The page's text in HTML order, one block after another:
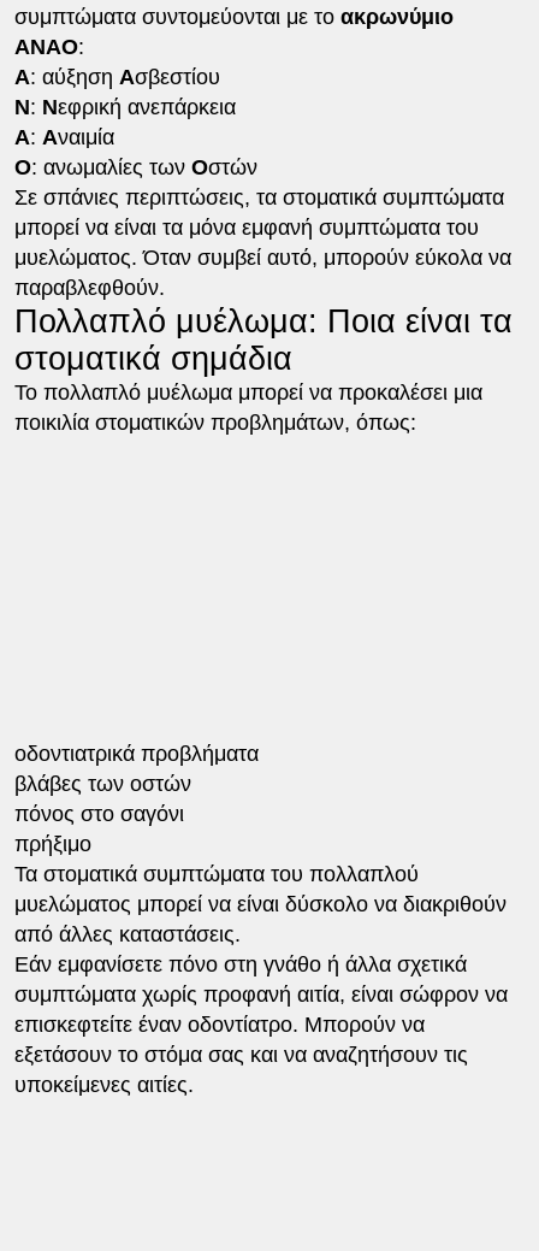
συμπτώματα συντομεύονται με το ακρωνύμιο
ΑΝΑΟ:
Α: αύξηση Ασβεστίου
Ν: Νεφρική ανεπάρκεια
Α: Αναιμία
Ο: ανωμαλίες των Οστών
Σε σπάνιες περιπτώσεις, τα στοματικά συμπτώματα
μπορεί να είναι τα μόνα εμφανή συμπτώματα του
μυελώματος. Όταν συμβεί αυτό, μπορούν εύκολα να
παραβλεφθούν.
Πολλαπλό μυέλωμα: Ποια είναι τα
στοματικά σημάδια
Το πολλαπλό μυέλωμα μπορεί να προκαλέσει μια
ποικιλία στοματικών προβλημάτων, όπως:
οδοντιατρικά προβλήματα
βλάβες των οστών
πόνος στο σαγόνι
πρήξιμο
Τα στοματικά συμπτώματα του πολλαπλού
μυελώματος μπορεί να είναι δύσκολο να διακριθούν
από άλλες καταστάσεις.
Εάν εμφανίσετε πόνο στη γνάθο ή άλλα σχετικά
συμπτώματα χωρίς προφανή αιτία, είναι σώφρον να
επισκεφτείτε έναν οδοντίατρο. Μπορούν να
εξετάσουν το στόμα σας και να αναζητήσουν τις
υποκείμενες αιτίες.